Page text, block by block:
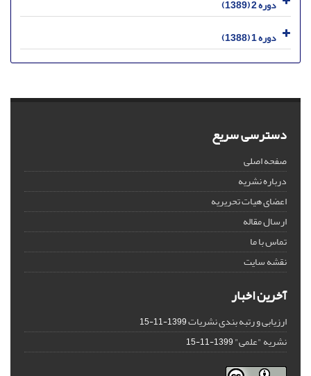
دوره 2 (1389)
دوره 1 (1388)
دسترسی سریع
صفحه اصلی
درباره نشریه
اعضای هیات تحریریه
ارسال مقاله
تماس با ما
نقشه سایت
آخرین اخبار
ارزیابی و رتبه بندی نشریات1399-11-15
نشریه "علمی"1399-11-15